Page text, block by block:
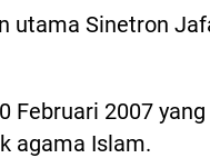
utama Sinetron
Februari 2007
agama Islam.